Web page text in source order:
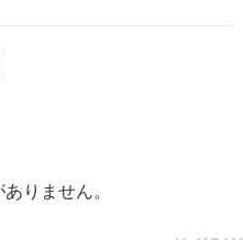
りません。